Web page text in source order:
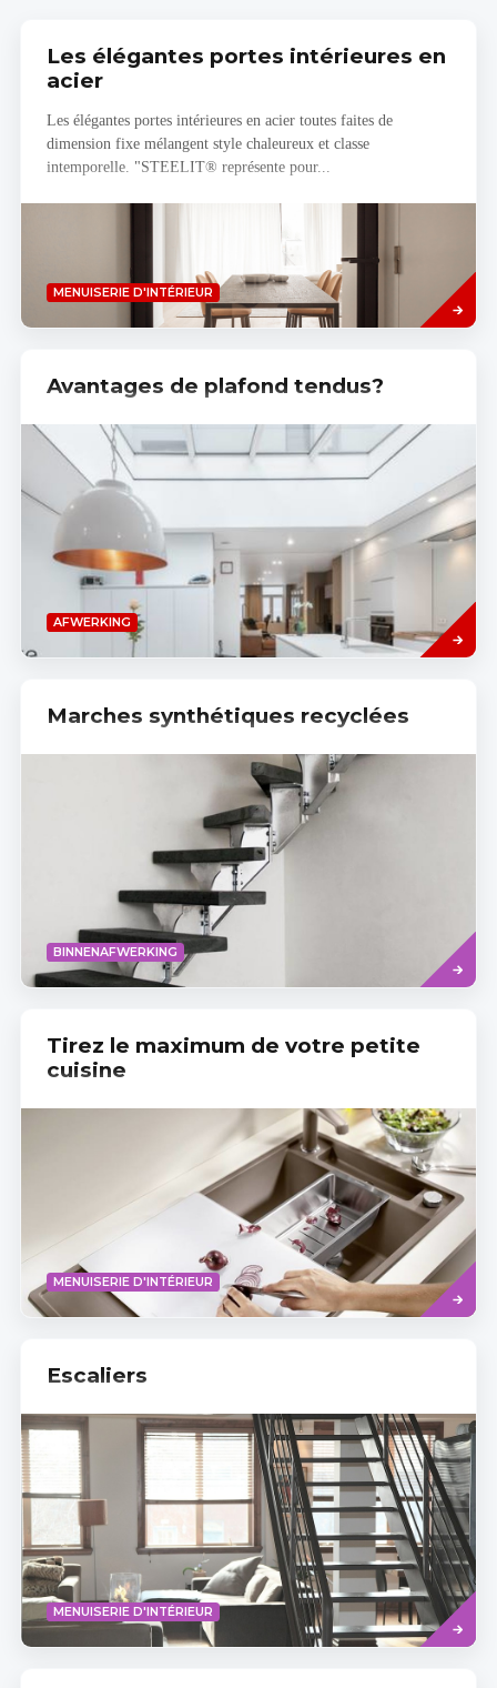
Les élégantes portes intérieures en
acier
Les élégantes portes intérieures en acier toutes faites de
dimension fixe mélangent style chaleureux et classe
intemporelle. "STEELIT® représente pour...
MENUISERIE D'INTÉRIEUR
more
Avantages de plafond tendus?
AFWERKING
more
Marches synthétiques recyclées
BINNENAFWERKING
more
Tirez le maximum de votre petite
cuisine
MENUISERIE D'INTÉRIEUR
Read
more
Escaliers
MENUISERIE D'INTÉRIEUR
Read
more